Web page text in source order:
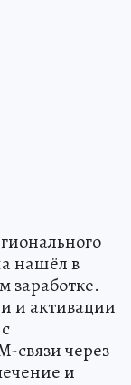
нашёл в
заработке.
и активации
связи через
и